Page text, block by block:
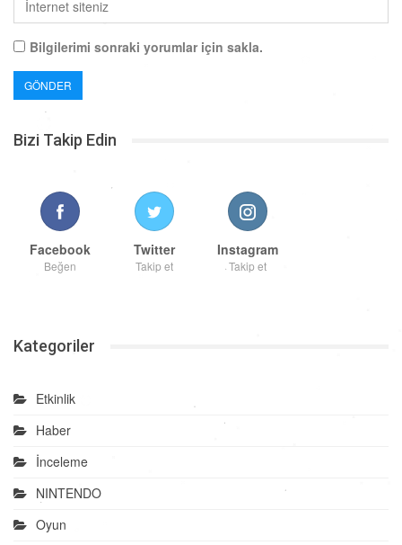
Bilgilerimi sonraki yorumlar için sakla.
Bizi Takip Edin
Facebook
Beğen
Twitter
Takip et
Instagram
Takip et
Kategoriler
Etkinlik
Haber
İnceleme
NINTENDO
Oyun